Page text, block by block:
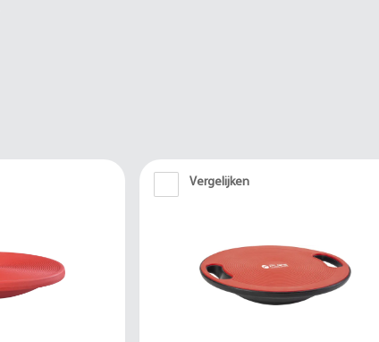
Vergelijken